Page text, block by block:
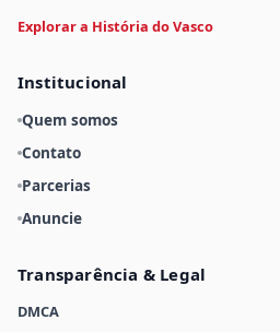
Explorar a História do Vasco
Institucional
Quem somos
Contato
Parcerias
Anuncie
Transparência & Legal
DMCA